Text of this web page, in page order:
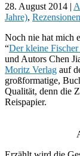
28. August 2014 |
Jahre), Rezensionen
Noch nie hat mich
“Der kleine
und Autors Chen
Moritz Verlag auf
großformatige,
Qualität, denn die
Reispapier.